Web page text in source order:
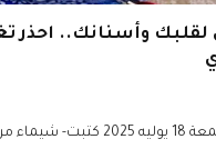
لقلبك وأسنانك.. احذر